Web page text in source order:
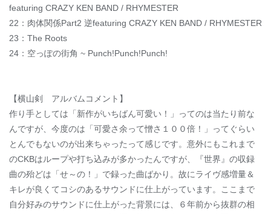
featuring CRAZY KEN BAND / RHYMESTER
22：肉体関係Part2 逆featuring CRAZY KEN BAND / RHYMESTER
23：The Roots
24：空っぽの街角 ~ Punch!Punch!Punch!
【横山剣 アルバムコメント】
作り手としては「新作がいちばん可愛い！」ってのは当たり前な
んですが、今度のは「可愛さ余って憎さ１００倍！」ってぐらい
とんでもないのが出来ちゃったって感じです。意外にもこれまで
のCKBはループや打ち込みが多かったんですが、『世界』の収録
曲の殆どは「せ～の！」で録った曲ばかり。故にライヴ感増量＆
キレが良くてコシのあるサウンドに仕上がっています。ここまで
自分好みのサウンドに仕上がった背景には、６年前から抜群の相